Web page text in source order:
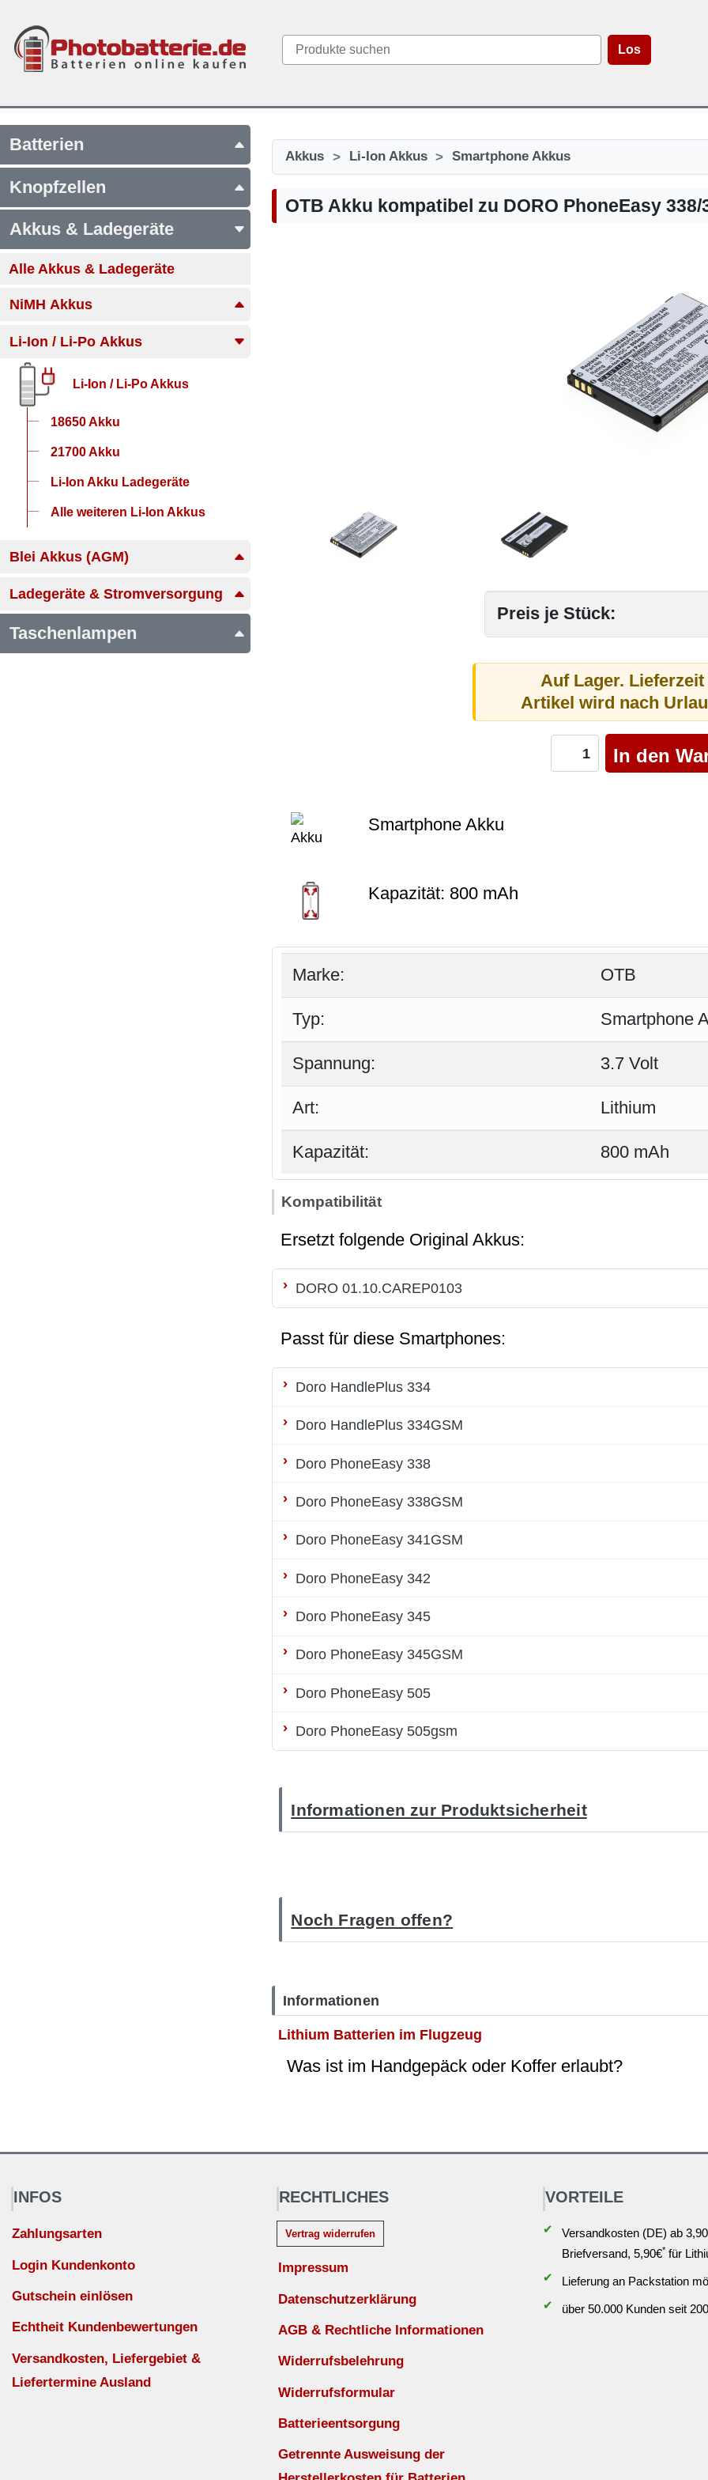
Los
Batterien
Knopfzellen
Akkus & Ladegeräte
Alle Akkus & Ladegeräte
NiMH Akkus
Li-Ion / Li-Po Akkus
Li-Ion / Li-Po Akkus
18650 Akku
21700 Akku
Li-Ion Akku Ladegeräte
Alle weiteren Li-Ion Akkus
Blei Akkus (AGM)
Ladegeräte & Stromversorgung
Taschenlampen
Akkus > Li-Ion Akkus > Smartphone Akkus
OTB Akku kompatibel zu DORO PhoneEasy
Preis je Stück:
Auf Lager. Lieferzeit
Artikel wird nach
Smartphone Akku
Kapazität: 800 mAh
Marke: OTB
Typ: Smartphone
Spannung: 3.7 Volt
Art: Lithium
Kapazität: 800 mAh
Kompatibilität
Ersetzt folgende Original Akkus:
DORO 01.10.CAREP0103
Passt für diese Smartphones:
Doro HandlePlus 334
Doro HandlePlus 334GSM
Doro PhoneEasy 338
Doro PhoneEasy 338GSM
Doro PhoneEasy 341GSM
Doro PhoneEasy 342
Doro PhoneEasy 345
Doro PhoneEasy 345GSM
Doro PhoneEasy 505
Doro PhoneEasy 505gsm
Informationen zur Produktsicherheit
Noch Fragen offen?
Informationen
Lithium Batterien im Flugzeug
Was ist im Handgepäck oder Koffer erlaubt?
INFOS
Zahlungsarten
Login Kundenkonto
Gutschein einlösen
Echtheit Kundenbewertungen
Versandkosten, Liefergebiet &
Liefertermine Ausland
RECHTLICHES
Vertrag widerrufen
Impressum
Datenschutzerklärung
AGB & Rechtliche Informationen
Widerrufsbelehrung
Widerrufsformular
Batterieentsorgung
Getrennte Ausweisung der
VORTEILE
✔
Versandkosten (DE) ab
Briefversand, 5,90€* für
✔
Lieferung an Packstation
✔
über 50.000 Kunden seit